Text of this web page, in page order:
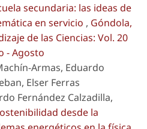
secundaria: las ideas de
en servicio , Góndola,
de las Ciencias: Vol. 20
- Agosto
Armas, Eduardo
Elser Ferras
Fernández Calzadilla,
desde la